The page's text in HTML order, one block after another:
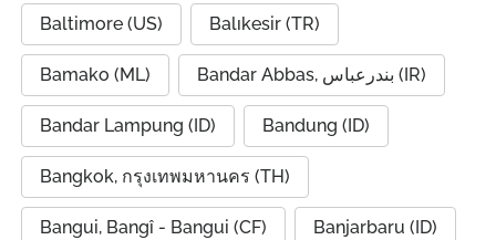
Baltimore (US) Balıkesir (TR)
Bamako (ML) Bandar Abbas, بندرعباس (IR)
Bandar Lampung (ID) Bandung (ID)
Bangkok, กรุงเทพมหานคร (TH)
Bangui, Bangî - Bangui (CF) Banjarbaru (ID)